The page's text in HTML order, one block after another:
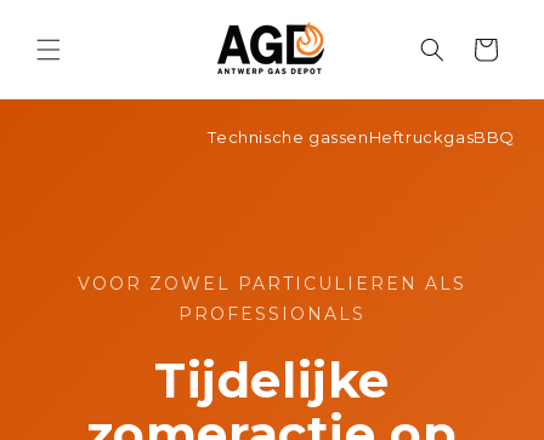
content
Technische gassenHeftruckgasBBQ
VOOR ZOWEL PARTICULIEREN ALS
PROFESSIONALS
Tijdelijke